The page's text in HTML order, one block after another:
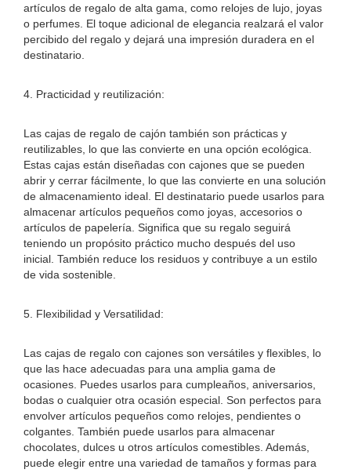
artículos de regalo de alta gama, como relojes de lujo, joyas
o perfumes. El toque adicional de elegancia realzará el valor
percibido del regalo y dejará una impresión duradera en el
destinatario.
4. Practicidad y reutilización:
Las cajas de regalo de cajón también son prácticas y
reutilizables, lo que las convierte en una opción ecológica.
Estas cajas están diseñadas con cajones que se pueden
abrir y cerrar fácilmente, lo que las convierte en una solución
de almacenamiento ideal. El destinatario puede usarlos para
almacenar artículos pequeños como joyas, accesorios o
artículos de papelería. Significa que su regalo seguirá
teniendo un propósito práctico mucho después del uso
inicial. También reduce los residuos y contribuye a un estilo
de vida sostenible.
5. Flexibilidad y Versatilidad:
Las cajas de regalo con cajones son versátiles y flexibles, lo
que las hace adecuadas para una amplia gama de
ocasiones. Puedes usarlos para cumpleaños, aniversarios,
bodas o cualquier otra ocasión especial. Son perfectos para
envolver artículos pequeños como relojes, pendientes o
colgantes. También puede usarlos para almacenar
chocolates, dulces u otros artículos comestibles. Además,
puede elegir entre una variedad de tamaños y formas para